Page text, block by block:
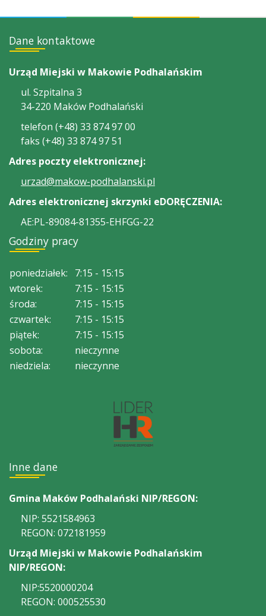
Dane kontaktowe
Urząd Miejski w Makowie Podhalańskim
ul. Szpitalna 3
34-220 Maków Podhalański
telefon (+48) 33 874 97 00
faks (+48) 33 874 97 51
Adres poczty elektronicznej:
urzad@makow-podhalanski.pl
Adres elektronicznej skrzynki eDORĘCZENIA:
AE:PL-89084-81355-EHFGG-22
Godziny pracy
poniedziałek:
7:15 - 15:15
wtorek:
7:15 - 15:15
środa:
7:15 - 15:15
czwartek:
7:15 - 15:15
piątek:
7:15 - 15:15
sobota:
nieczynne
niedziela:
nieczynne
Inne dane
Gmina Maków Podhalański NIP/REGON:
NIP: 5521584963
REGON: 072181959
Urząd Miejski w Makowie Podhalańskim
NIP/REGON:
NIP:5520000204
REGON: 000525530